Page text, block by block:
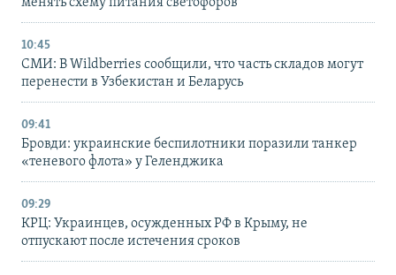
менять схему питания светофоров
10:45
СМИ: В Wildberries сообщили, что часть складов могут
перенести в Узбекистан и Беларусь
09:41
Бровди: украинские беспилотники поразили танкер
«теневого флота» у Геленджика
09:29
КРЦ: Украинцев, осужденных РФ в Крыму, не
отпускают после истечения сроков